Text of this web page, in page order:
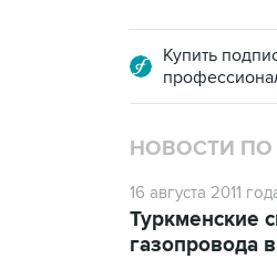
Купить
НОВОСТИ ПО
16 августа 2011
Туркменские
газопровода